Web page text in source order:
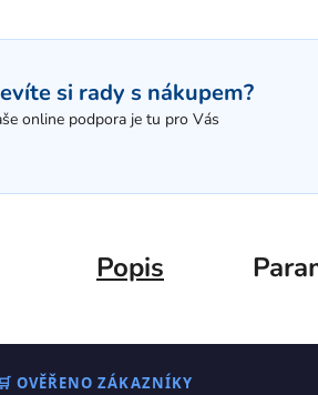
si rady s nákupem?
online podpora je tu pro Vás
Popis
🛒 OVĚŘENO ZÁKAZNÍKY